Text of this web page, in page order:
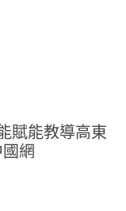
賦能教導高東
網